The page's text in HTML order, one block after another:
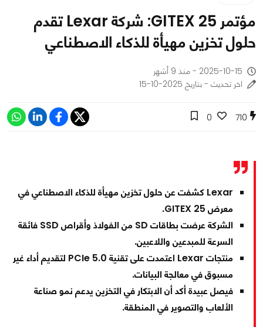
مؤتمر GITEX 25: شركة Lexar تقدم
حلول تخزين مهيأة للذكاء الاصطناعي
2025-10-15 - منذ 9 أشهر
اخر تحديث - بتاريخ 2025-10-15
710
0
Lexar كشفت عن حلول تخزين مهيأة للذكاء الاصطناعي في
معرض GITEX 25.
الشركة عرضت بطاقات SD من الفولاذ وأقراص SSD فائقة
السرعة للمبدعين واللاعبين.
منتجات Lexar اعتمدت على تقنية PCIe 5.0 لتقديم أداء غير
مسبوق في معالجة البيانات.
فيصل عبيدة أكد أن الابتكار في التخزين يدعم نمو صناعة
الألعاب والتصوير في المنطقة.